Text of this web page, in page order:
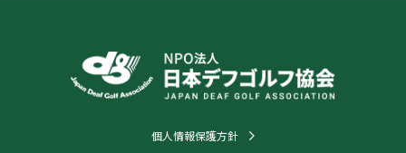
個人情報保護方針